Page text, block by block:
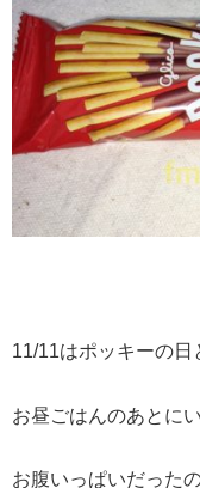
11/11はポッキーの
お昼ごはんのあとに
お腹いっぱいだった